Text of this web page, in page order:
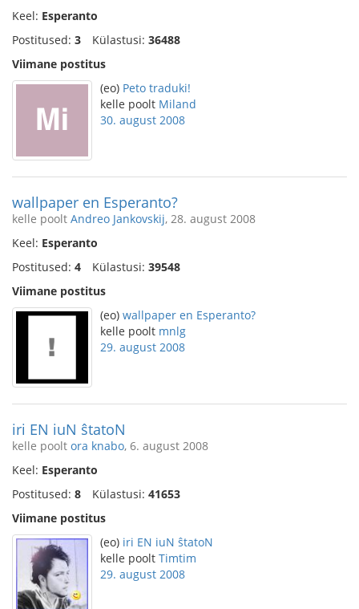
Keel: Esperanto
Postitused: 3 Külastusi: 36488
Viimane postitus
(eo) Peto traduki!
kelle poolt Miland
30. august 2008
wallpaper en Esperanto?
kelle poolt Andreo Jankovskij, 28. august 2008
Keel: Esperanto
Postitused: 4 Külastusi: 39548
Viimane postitus
(eo) wallpaper en Esperanto?
kelle poolt mnlg
29. august 2008
iri EN iuN ŝtatoN
kelle poolt ora knabo, 6. august 2008
Keel: Esperanto
Postitused: 8 Külastusi: 41653
Viimane postitus
(eo) iri EN iuN ŝtatoN
kelle poolt Timtim
29. august 2008